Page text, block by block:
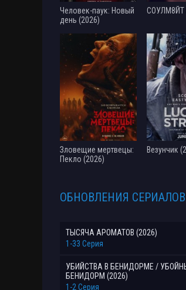
Человек-паук: Новый
день (2026)
СОУЛМ8ЙТ
Зловещие мертвецы:
Пекло (2026)
Везунчик
ОБНОВЛЕНИЯ СЕРИАЛОВ
ТЫСЯЧА АРОМАТОВ (2026)
1-33 Серия
УБИЙСТВА В БЕНИДОРМЕ /
БЕНИДОРМ (2026)
1-2 Серия